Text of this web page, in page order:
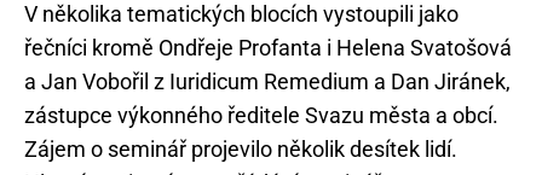
V několika tematických blocích vystoupili jako
řečníci kromě Ondřeje Profanta i Helena Svatošová
a Jan Vobořil z Iuridicum Remedium a Dan Jiránek,
zástupce výkonného ředitele Svazu města a obcí.
Zájem o seminář projevilo několik desítek lidí.